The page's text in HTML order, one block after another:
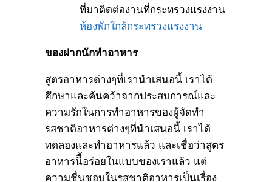
ที่มาติดต่องานที่กระทรวงแรงงาน
ห้องพักใกล้กระทรวงแรงงาน
ของฝากนักทำอาหาร
สูตรอาหารต่างๆที่เรานำเสนอนี้ เราได้
ศึกษาและค้นคว้าจากประสบการณ์และ
ความรักในการทำอาหารของผู้จัดทำ
รสชาติอาหารต่างๆที่นำเสนอนี้ เราได้
ทดลองและทำอาหารแล้ว และเชื่อว่าสูตร
อาหารนีี้อร่อยในแบบของเราแล้ว แต่
ความชื่นชอบในรสชาติอาหารเป็นเรื่อง